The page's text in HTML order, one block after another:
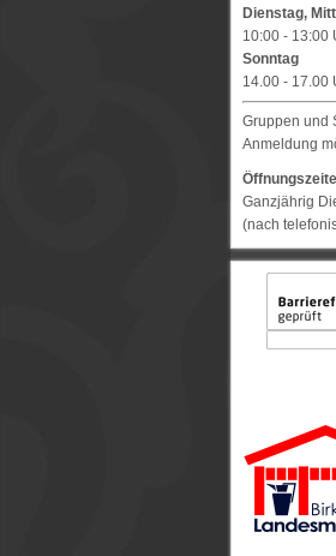
Dienstag,
10:00 - 13:00
Sonntag
14.00 - 17.00
Gruppen und
Anmeldung
Ganzjährig
(nach